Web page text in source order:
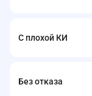
С плохой КИ
Без отказа